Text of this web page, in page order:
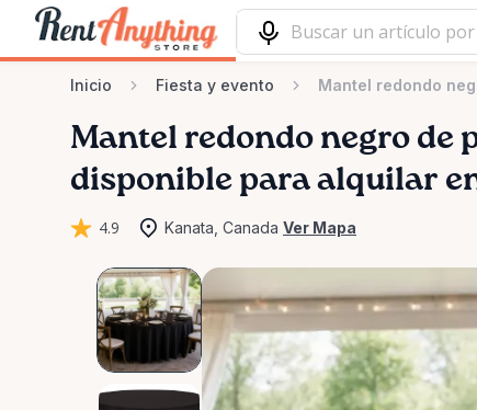
Inicio Fiesta y evento Mantel redondo
Mantel redondo negro de
disponible para alquilar
4.9 Kanata, Canada Ver Mapa